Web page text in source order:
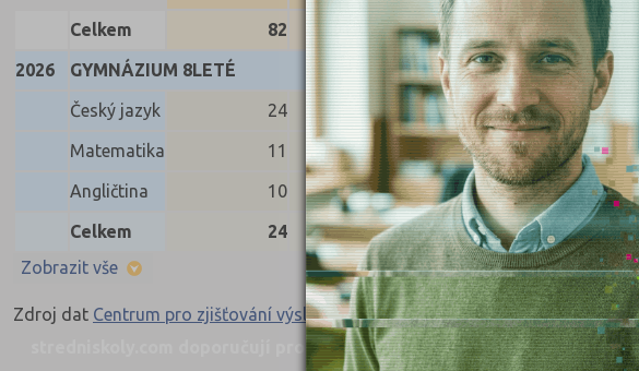
Celkem 82 82 80 2 0
2026 GYMNÁZIUM 8LETÉ
Český jazyk 24 24 24 0 0
Matematika 11 11 11 0 0
Angličtina 10 10 10 0 0
Celkem 24 24 24 0 0
Zobrazit vše
Zdroj dat Centrum pro zjišťování výsledků vzdělávání
stredniskoly.com doporučují pro přípravuNahoru